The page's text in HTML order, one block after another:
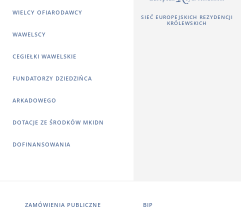
WIELCY OFIARODAWCY
WAWELSCY
CEGIEŁKI WAWELSKIE
FUNDATORZY DZIEDZIŃCA
ARKADOWEGO
DOTACJE ZE ŚRODKÓW MKIDN
DOFINANSOWANIA
SIEĆ EUROPEJSKICH REZYDENCJI
KRÓLEWSKICH
ZAMÓWIENIA PUBLICZNE BIP